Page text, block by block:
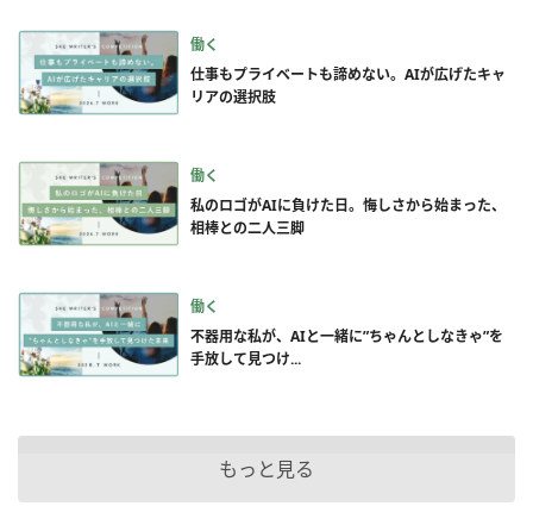
働く
仕事もプライベートも諦めない。AIが広げたキャ
リアの選択肢
働く
私のロゴがAIに負けた日。悔しさから始まった、
相棒との二人三脚
働く
不器用な私が、AIと一緒に”ちゃんとしなきゃ”を
手放して見つけ...
もっと見る